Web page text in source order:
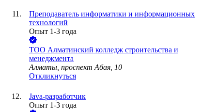
Преподаватель информатики и информационных
технологий
Опыт 1-3 года
ТОО Алматинский колледж строительства и
менеджмента
Алматы, проспект Абая, 10
Откликнуться
Java-разработчик
Опыт 1-3 года